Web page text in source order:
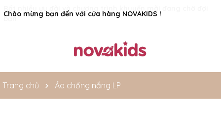
Chào mừng bạn đến với cửa hàng NOVAKIDS !
Rất nhiều ưu đãi và chương trình khuyến mãi đang chờ đợi
bạn
Trang chủ Áo chống nắng LP